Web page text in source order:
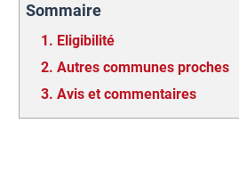
Sommaire
1. Eligibilité
2. Autres communes proches
3. Avis et commentaires